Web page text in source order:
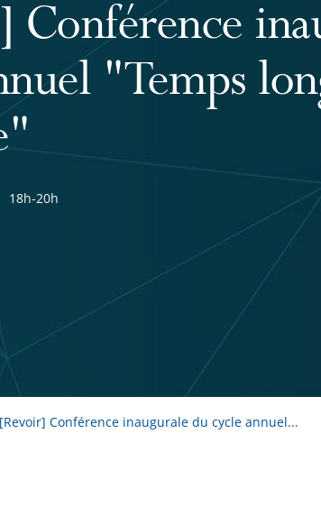
Conférence
"Temps
18h-20h
[Revoir] Conférence inaugurale du cycle annuel...